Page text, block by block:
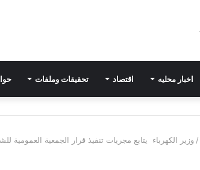
اخبار محليه اقتصاد تحقيقات وملفات
/ وزير الكهرباء يتابع مجريات تنفيذ قرار الجمعية العمومية